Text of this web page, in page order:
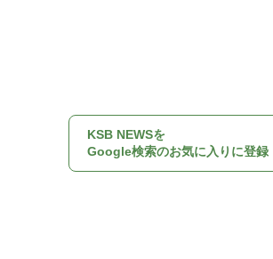
KSB NEWSを
Google検索のお気に入りに登録